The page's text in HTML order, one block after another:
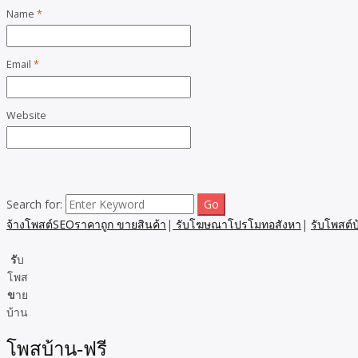
Name *
Email *
Website
Search for:
จ้างโพสต์SEOราคาถูก ขายสินค้า | รับโฆษณาโปรโมทอสังหา | รับโพสต์
รับ
โพส
ขาย
บ้าน
โพสบ้าน-ฟรี